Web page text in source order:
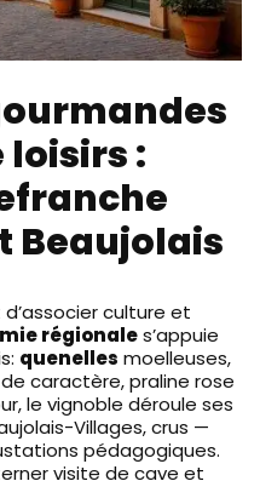
:
Beaujolais
culture et
régionales’appuie
quenelles moelleuses,
caractère, praline rose
le vignoble déroule ses
Villages, crus —
pédagogiques.
visite de cave et